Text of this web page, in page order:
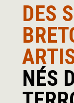
DES
NÉS